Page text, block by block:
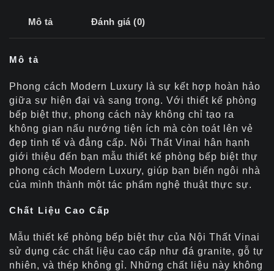
Mô tả Đánh giá (0)
Mô tả
Phong cách Modern Luxury là sự kết hợp hoàn hảo
giữa sự hiện đại và sang trọng. Với thiết kế phòng
bếp biệt thự, phong cách này không chỉ tạo ra
không gian nấu nướng tiện ích mà còn toát lên vẻ
đẹp tinh tế và đẳng cấp. Nội Thất Vinai hân hạnh
giới thiệu đến bạn mẫu thiết kế phòng bếp biệt thự
phong cách Modern Luxury, giúp bạn biến ngôi nhà
của mình thành một tác phẩm nghệ thuật thực sự.
Chất Liệu Cao Cấp
Mẫu thiết kế phòng bếp biệt thự của Nội Thất Vinai
sử dụng các chất liệu cao cấp như đá granite, gỗ tự
nhiên, và thép không gỉ. Những chất liệu này không